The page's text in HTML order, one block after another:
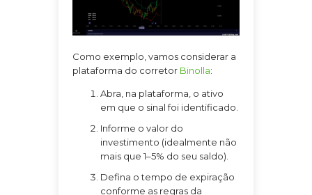
Como exemplo, vamos considerar a
plataforma do corretor Binolla:
Abra, na plataforma, o ativo
em que o sinal foi identificado.
Informe o valor do
investimento (idealmente não
mais que 1–5% do seu saldo).
Defina o tempo de expiração
conforme as regras da